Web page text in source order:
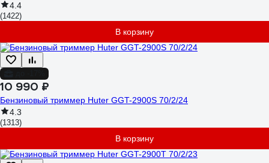
4.4
(1422)
В корзину
10 990 ₽
Бензиновый триммер Huter GGT-2900S 70/2/24
4.3
(1313)
В корзину